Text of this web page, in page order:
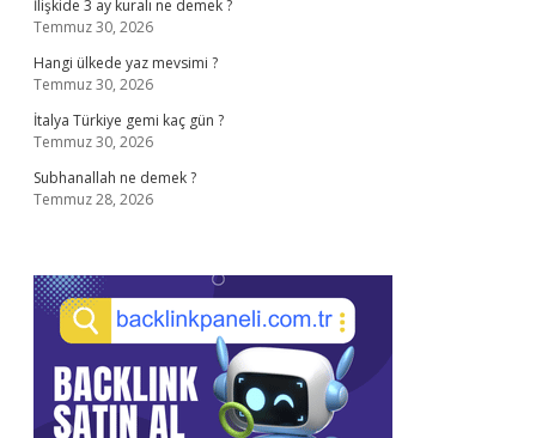
İlişkide 3 ay kuralı ne demek ?
Temmuz 30, 2026
Hangi ülkede yaz mevsimi ?
Temmuz 30, 2026
İtalya Türkiye gemi kaç gün ?
Temmuz 30, 2026
Subhanallah ne demek ?
Temmuz 28, 2026